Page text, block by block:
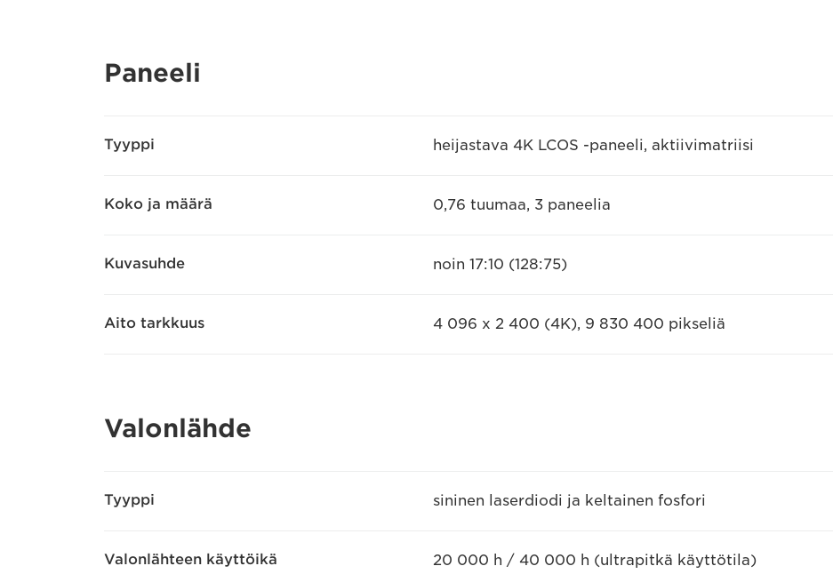
Paneeli
Tyyppi heijastava 4K LCOS -paneeli, aktiivimatriisi
Koko ja määrä 0,76 tuumaa, 3 paneelia
Kuvasuhde noin 17:10 (128:75)
Aito tarkkuus 4 096 x 2 400 (4K), 9 830 400 pikseliä
Valonlähde
Tyyppi sininen laserdiodi ja keltainen fosfori
Valonlähteen käyttöikä 20 000 h / 40 000 h (ultrapitkä käyttötila)